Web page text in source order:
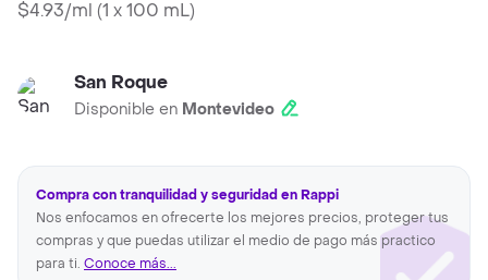
$4.93/ml (1 x 100 mL)
San Roque
Disponible en Montevideo
Compra con tranquilidad y seguridad en Rappi
Nos enfocamos en ofrecerte los mejores precios, proteger tus
compras y que puedas utilizar el medio de pago más practico
para ti. Conoce más...